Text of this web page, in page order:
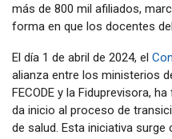
más de 800 mil afiliados,
forma en que los docentes
El día 1 de abril de 2024, el
alianza entre los ministerios
FECODE y la Fiduprevisora,
da inicio al proceso de
de salud. Esta iniciativa